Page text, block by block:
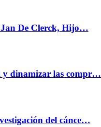
Jan De Clerck, Hijo…
y dinamizar las compr…
del cánce…